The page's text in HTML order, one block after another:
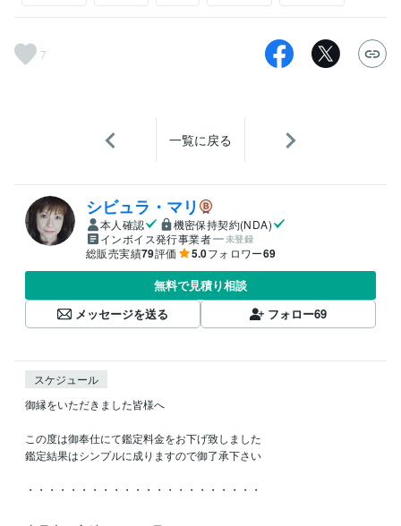
7
一覧に戻る
シビュラ・マリ
本人確認
機密保持契約(NDA)
インボイス発行事業者
未登録
総販売実績79評価 5.0フォロワー69
無料で見積り相談
メッセージを送る
フォロー69
スケジュール
御縁をいただきました皆様へ
この度は御奉仕にて鑑定料金をお下げ致しました
鑑定結果はシンプルに成りますので御了承下さい
・・・・・・・・・・・・・・・・・・・・・・
新たな次元の世に向かい　大いなる力（宇宙の根源大神）より